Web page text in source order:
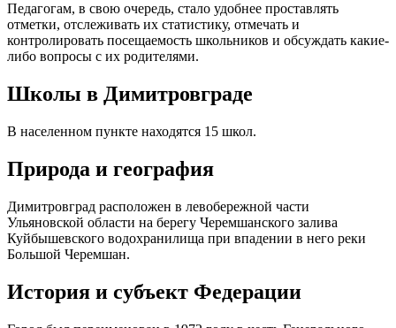
Педагогам, в свою очередь, стало удобнее проставлять
отметки, отслеживать их статистику, отмечать и
контролировать посещаемость школьников и обсуждать какие-
либо вопросы с их родителями.
Школы в Димитровграде
В населенном пункте находятся 15 школ.
Природа и география
Димитровград расположен в левобережной части
Ульяновской области на берегу Черемшанского залива
Куйбышевского водохранилища при впадении в него реки
Большой Черемшан.
История и субъект Федерации